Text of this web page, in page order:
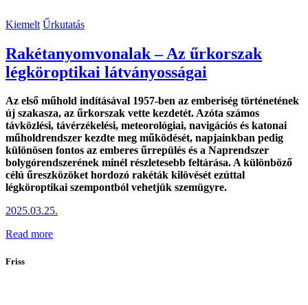
Kiemelt Űrkutatás
Rakétanyomvonalak – Az űrkorszak
légköroptikai látványosságai
Az első műhold indításával 1957-ben az emberiség történetének
új szakasza, az űrkorszak vette kezdetét. Azóta számos
távközlési, távérzékelési, meteorológiai, navigációs és katonai
műholdrendszer kezdte meg működését, napjainkban pedig
különösen fontos az emberes űrrepülés és a Naprendszer
bolygórendszerének minél részletesebb feltárása. A különböző
célú űreszközöket hordozó rakéták kilövését ezúttal
légköroptikai szempontból vehetjük szemügyre.
2025.03.25.
Read more
Friss